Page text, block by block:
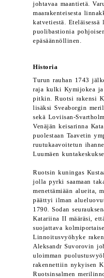
johtavaa maantietä.
maarakenteisesta
katvetiestä. Eteläisessä
puolibastionia
epäsäännöllinen.
Historia
Turun rauhan 1743
raja kulki Kymijokea ja
pitkin. Ruotsi rakensi
lisäksi Sveaborgin
sekä Loviisan-
Venäjän keisarinna
puolestaan Taavetin
ruutukaavoitetun
Luumäen
Ruotsin kuningas
jolla pyrki saamaan
menettämiään alueita,
päättyi ilman
1790. Sodan
Katariina II määräsi,
suojattava
Linnoitusvyöhyke
Aleksandr Suvorovin
uloimman
rakennettiin nykyisen
Ruotsinsalmen